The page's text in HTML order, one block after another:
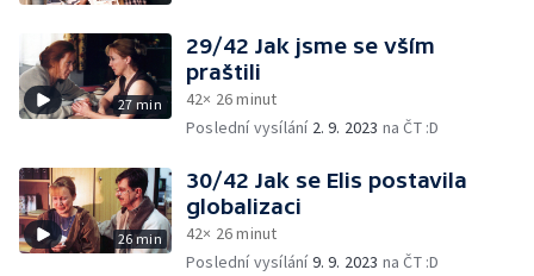
27 min
29/42 Jak jsme se vším
praštili
42× 26 minut
Poslední vysílání 2. 9. 2023 na ČT :D
26 min
30/42 Jak se Elis postavila
globalizaci
42× 26 minut
Poslední vysílání9. 9. 2023 na ČT :D